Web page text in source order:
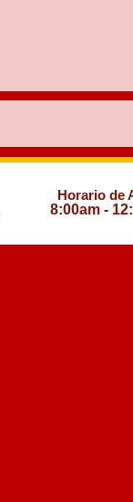
Horario de
8:00am -